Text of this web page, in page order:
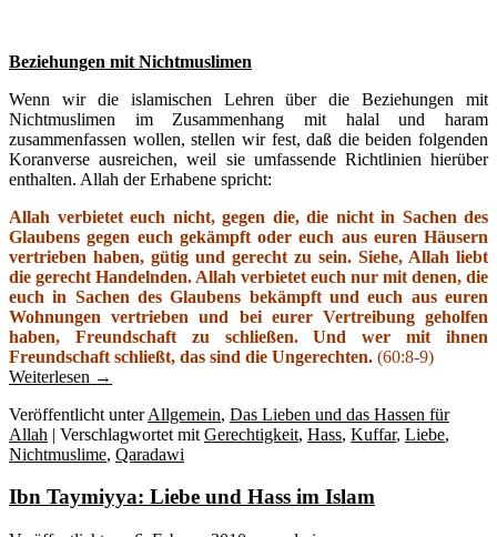
Beziehungen mit Nichtmuslimen
Wenn wir die islamischen Lehren über die Beziehungen mit
Nichtmuslimen im Zusammenhang mit halal und haram
zusammenfassen wollen, stellen wir fest, daß die beiden folgenden
Koranverse ausreichen, weil sie umfassende Richtlinien hierüber
enthalten. Allah der Erhabene spricht:
Allah verbietet euch nicht, gegen die, die nicht in Sachen des
Glaubens gegen euch gekämpft oder euch aus euren Häusern
vertrieben haben, gütig und gerecht zu sein. Siehe, Allah liebt
die gerecht Handelnden. Allah verbietet euch nur mit denen, die
euch in Sachen des Glaubens bekämpft und euch aus euren
Wohnungen vertrieben und bei eurer Vertreibung geholfen
haben, Freundschaft zu schließen. Und wer mit ihnen
Freundschaft schließt, das sind die Ungerechten. (60:8-9)
Weiterlesen →
Veröffentlicht unter Allgemein, Das Lieben und das Hassen für
Allah | Verschlagwortet mit Gerechtigkeit, Hass, Kuffar, Liebe,
Nichtmuslime, Qaradawi
Ibn Taymiyya: Liebe und Hass im Islam